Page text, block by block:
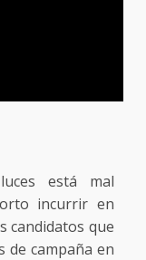
está mal
incurrir en
candidatos que
campaña en